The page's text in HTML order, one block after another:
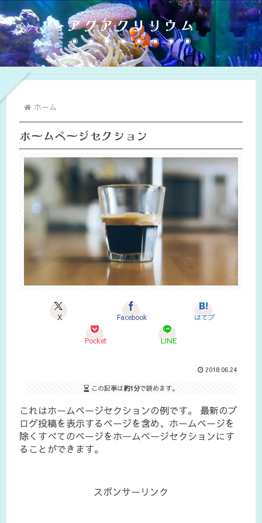
アクアクリリウム
ホーム
ホームページセクション
X Facebook はてブ
Pocket LINE
2018.06.24
この記事は約1分で読めます。
これはホームページセクションの例です。 最新のブ
ログ投稿を表示するページを含め、ホームページを
除くすべてのページをホームページセクションにす
ることができます。
スポンサーリンク